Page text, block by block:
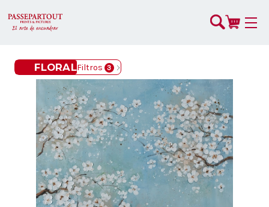
FLORALFiltros 3